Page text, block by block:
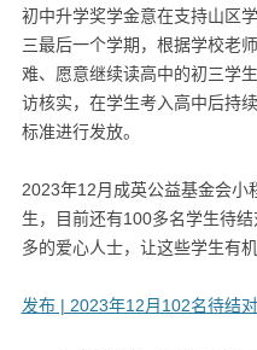
初中升学奖学金意在支持山区
三最后一个学期，根据学校老
难、愿意继续读高中的初三学
访核实，在学生考入高中后持
标准进行发放。
2023年12月成英公益基金会小
生，目前还有100多名学生待
多的爱心人士，让这些学生有
发布 | 2023年12月102名待结